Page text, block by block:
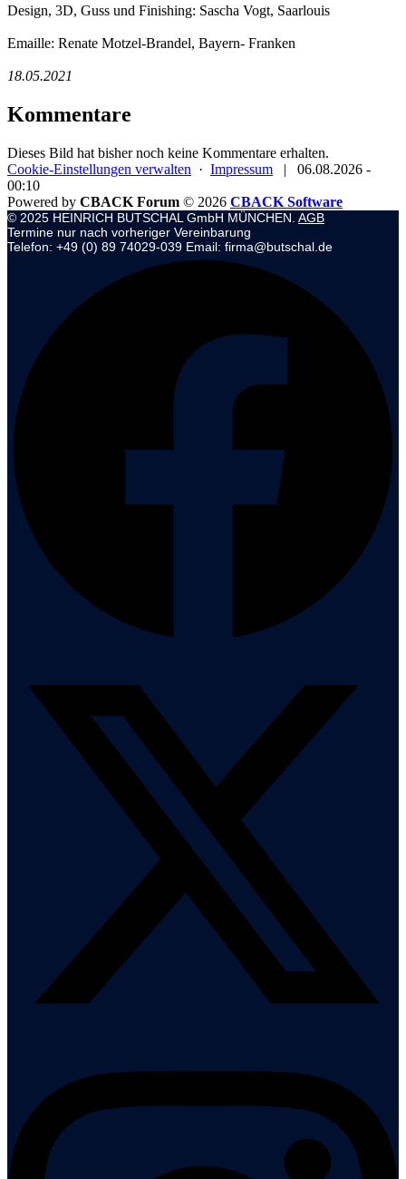
Design, 3D, Guss und Finishing: Sascha Vogt, Saarlouis
Emaille: Renate Motzel-Brandel, Bayern- Franken
18.05.2021
Kommentare
Dieses Bild hat bisher noch keine Kommentare erhalten.
Cookie-Einstellungen verwalten · Impressum |
06.08.2026 -
00:10
Powered by CBACK Forum © 2026 CBACK Software
© 2025 HEINRICH BUTSCHAL GmbH MÜNCHEN. AGB
Termine nur nach vorheriger Vereinbarung
Telefon: +49 (0) 89 74029-039 Email: firma@butschal.de